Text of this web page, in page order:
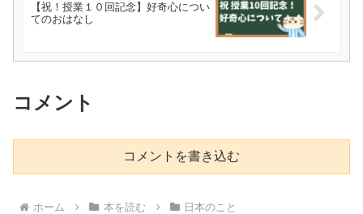
【祝！授業１０回記念】好奇心につい
てのおはなし
コメント
コメントを書き込む
ホーム 本を読む 日本のこと